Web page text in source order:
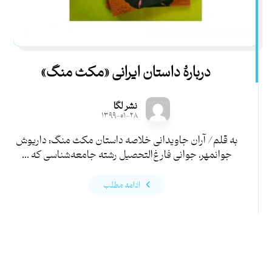
دربارۀ داستان ایرانی «مکث منگ»
نشر لگا
۱۳۹۹-۰۱-۲۸
به قلم/ آران جاویدانی خلاصه داستان مکث منگ: داریوش
جوانمهر، جوانی فارغ‌التحصیل رشته جامعه‌شناسی که ...
ادامه مطلب